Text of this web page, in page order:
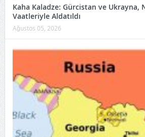
Kaha Kaladze: Gürcistan ve Ukrayna,
Vaatleriyle Aldatıldı
Ağustos 05, 2026